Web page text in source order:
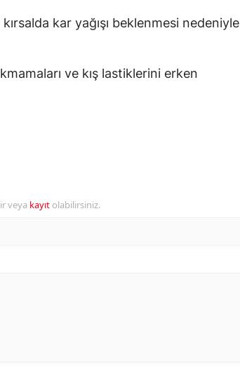
kar yağışı beklenmesi nedeniyle
ve kış lastiklerini erken
veya kayıt olabilirsiniz.